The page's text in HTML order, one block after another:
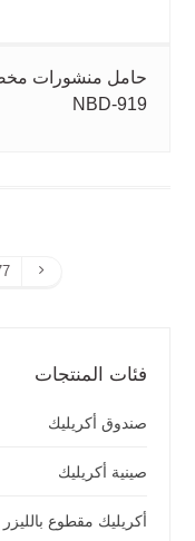
حامل منشورات
NBD-919
فئات المنتجات
صندوق أكريليك
صينية أكريليك
أكريليك مقطوع بالليزر